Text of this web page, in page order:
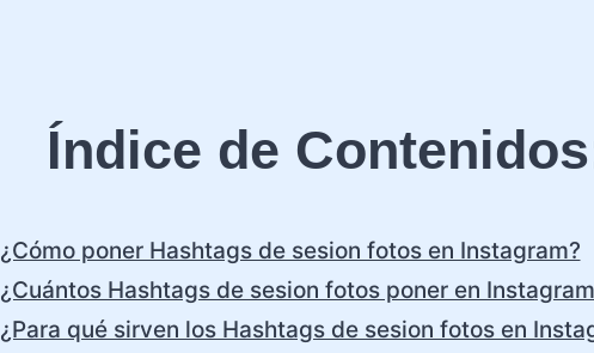
Índice de
¿Cómo poner Hashtags de sesion fotos en Instagram?
¿Cuántos Hashtags de sesion fotos poner en
¿Para qué sirven los Hashtags de sesion fotos en